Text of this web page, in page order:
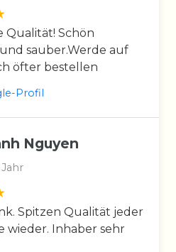
Qualität! Schön
sauber.Werde auf
öfter bestellen
Profil
Nguyen
Spitzen Qualität jeder
wieder. Inhaber sehr